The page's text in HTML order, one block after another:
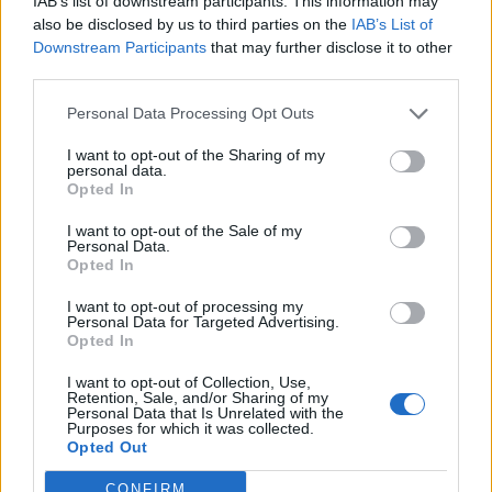
also be disclosed by us to third parties on the IAB’s List of
Downstream Participants that may further disclose it to other
Personal Data Processing Opt Outs
I want to opt-out of the Sharing of my
personal data.
Opted In
I want to opt-out of the Sale of my
Personal Data.
Opted In
I want to opt-out of processing my
Personal Data for Targeted Advertising.
Opted In
I want to opt-out of Collection, Use,
Retention, Sale, and/or Sharing of my
Personal Data that Is Unrelated with the
Purposes for which it was collected.
Opted Out
2023-05-31
perduto a sostegno alle imprese e all'economia (come
modificato da C(20
3.000 euro
2023-05-16
Misure fiscali automatiche e sovvenzioni a fondo
perduto a sostegno alle imprese e all'economia (come
modificato da C(20
1.000 euro
esenzioni fiscali e crediti d'imposta adottati a
seguito della crisi economica causata dall'epidemia di
COVID-19 [con mo
agenzia delle entrate
4.624 euro